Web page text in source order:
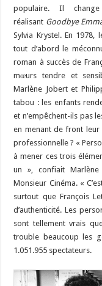
populaire. Il
réalisant Goodbye
Sylvia Krystel. En
tout d’abord le
roman à succès de
mœurs tendre et
Marlène Jobert et
tabou : les enfants
et n’empêchent-ils pas
en menant de front leur
professionnelle ? «
à mener ces trois
un », confiait
Monsieur Cinéma. «
surtout que François
d’authenticité. Les
sont tellement vrais
trouble beaucoup les
1.051.955 spectateurs.